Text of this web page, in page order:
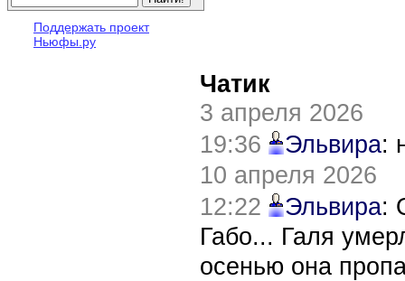
Поддержать проект
Ньюфы.ру
Чатик
3 апреля 2026
19:36
Эльвира:
10 апреля 2026
12:22
Эльвира:
Габо... Галя
осенью она